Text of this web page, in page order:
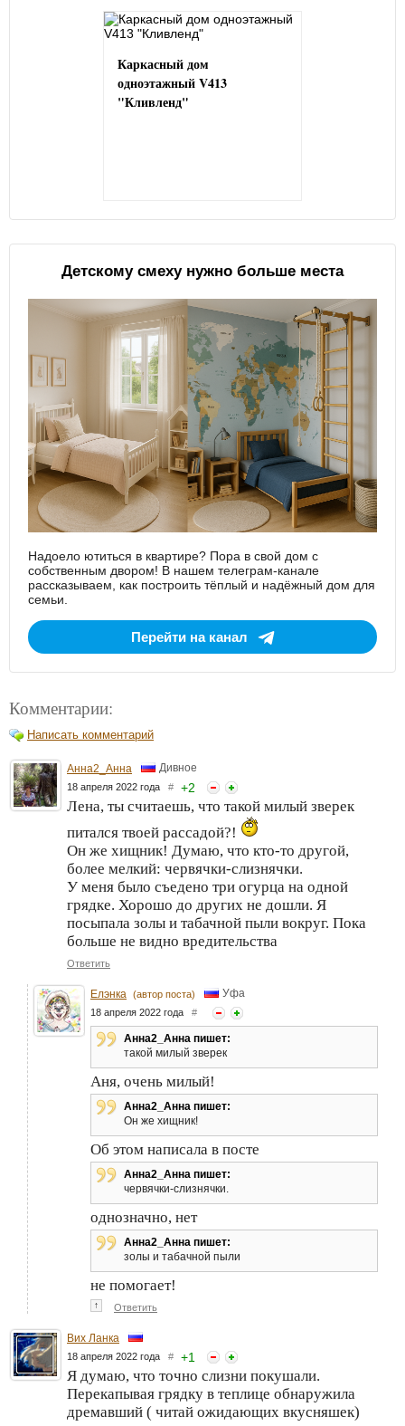
Каркасный дом
одноэтажный V413
"Кливленд"
Детскому смеху нужно больше места
Надоело ютиться в квартире? Пора в свой дом с
собственным двором! В нашем телеграм-канале
рассказываем, как построить тёплый и надёжный дом для
семьи.
Перейти на канал
Комментарии:
Написать комментарий
Анна2_Анна Дивное
18 апреля 2022 года # +2
Лена, ты считаешь, что такой милый зверек
питался твоей рассадой?!
Он же хищник! Думаю, что кто-то другой,
более мелкий: червячки-слизнячки.
У меня было съедено три огурца на одной
грядке. Хорошо до других не дошли. Я
посыпала золы и табачной пыли вокруг. Пока
больше не видно вредительства
Ответить
Елэнка (автор поста) Уфа
18 апреля 2022 года #
Анна2_Анна пишет:
такой милый зверек
Аня, очень милый!
Анна2_Анна пишет:
Он же хищник!
Об этом написала в посте
Анна2_Анна пишет:
червячки-слизнячки.
однозначно, нет
Анна2_Анна пишет:
золы и табачной пыли
не помогает!
↑ Ответить
Вих Ланка
18 апреля 2022 года # +1
Я думаю, что точно слизни покушали.
Перекапывая грядку в теплице обнаружила
дремавший ( читай ожидающих вкусняшек)